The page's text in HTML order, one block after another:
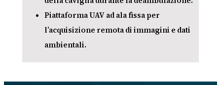
Piattaforma UAV ad ala fissa per
l’acquisizione remota di immagini e dati
ambientali.